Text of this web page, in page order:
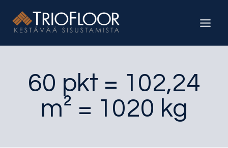
sisältöön
60 pkt = 102,24
m² = 1020 kg